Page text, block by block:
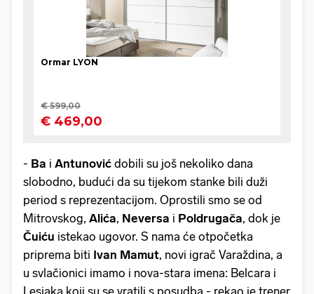
- Ba i Antunović dobili su još nekoliko dana
slobodno, budući da su tijekom stanke bili duži
period s reprezentacijom. Oprostili smo se od
Mitrovskog, Alića, Neversa i Poldrugača, dok je
Čuiću istekao ugovor. S nama će otpočetka
priprema biti Ivan Mamut, novi igrač Varaždina, a
u svlačionici imamo i nova-stara imena: Belcara i
Lesjaka koji su se vratili s posudba - rekao je trener